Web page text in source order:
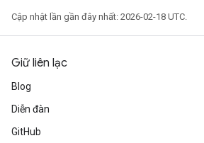
Cập nhật lần gần đây nhất: 2026-02-18 UTC.
Giữ liên lạc
Blog
Diễn đàn
GitHub